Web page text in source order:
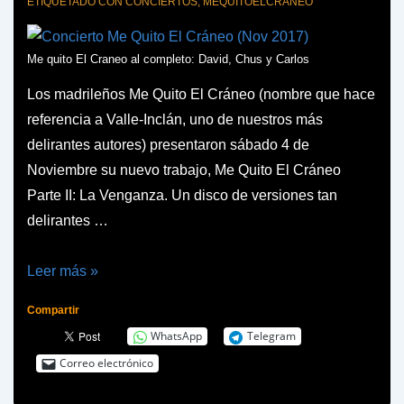
Me quito El Craneo al completo: David, Chus y Carlos
Los madrileños Me Quito El Cráneo (nombre que hace
referencia a Valle-Inclán, uno de nuestros más
delirantes autores) presentaron sábado 4 de
Noviembre su nuevo trabajo, Me Quito El Cráneo
Parte II: La Venganza. Un disco de versiones tan
delirantes …
Concierto
Quito
Cráneo
Leer más »
Compartir
WhatsApp
Telegram
Correo electrónico